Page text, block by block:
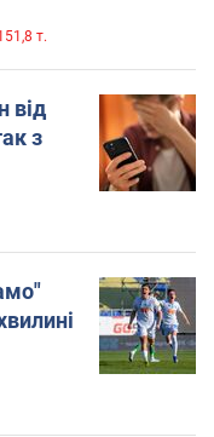
т.
від
з